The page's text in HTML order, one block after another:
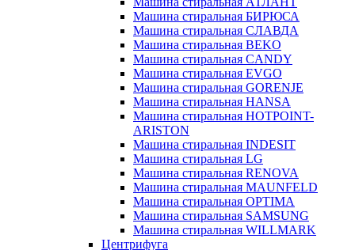
Машина стиральная БИРЮСА
Машина стиральная СЛАВДА
Машина стиральная BEKO
Машина стиральная CANDY
Машина стиральная EVGO
Машина стиральная GORENJE
Машина стиральная HANSA
Машина стиральная HOTPOINT-
ARISTON
Машина стиральная INDESIT
Машина стиральная LG
Машина стиральная RENOVA
Машина стиральная MAUNFELD
Машина стиральная OPTIMA
Машина стиральная SAMSUNG
Машина стиральная WILLMARK
Центрифуга